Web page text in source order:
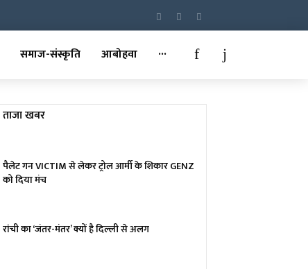
समाज-संस्कृति आबोहवा ···
ताजा खबर
पैलेट गन VICTIM से लेकर ट्रोल आर्मी के शिकार GENZ
को दिया मंच
रांची का ‘जंतर-मंतर’ क्यों है दिल्ली से अलग